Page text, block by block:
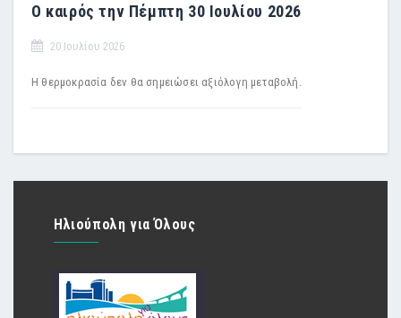
Ο καιρός την Πέμπτη 30 Ιουλίου 2026
20 Ιουλίου 2026
Η θερμοκρασία δεν θα σημειώσει αξιόλογη μεταβολή.
Ηλιούπολη για Όλους